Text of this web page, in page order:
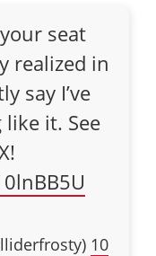
seat
realized in
say I’ve
it. See
10